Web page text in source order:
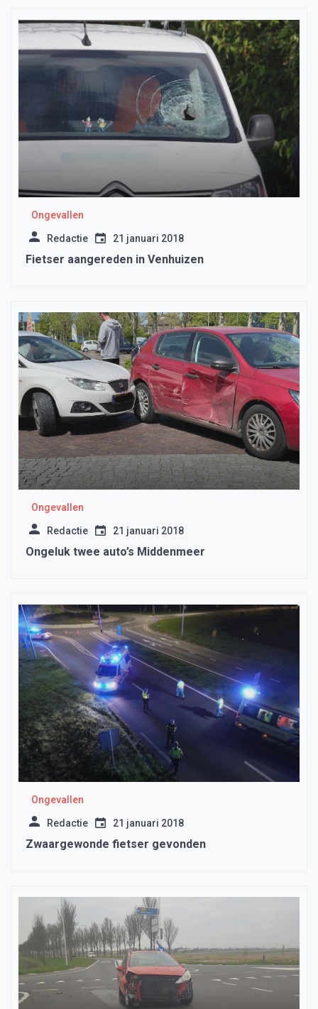
Ongevallen
Redactie 21 januari 2018
Fietser aangereden in Venhuizen
Ongevallen
Redactie 21 januari 2018
Ongeluk twee auto’s Middenmeer
Ongevallen
Redactie 21 januari 2018
Zwaargewonde fietser gevonden